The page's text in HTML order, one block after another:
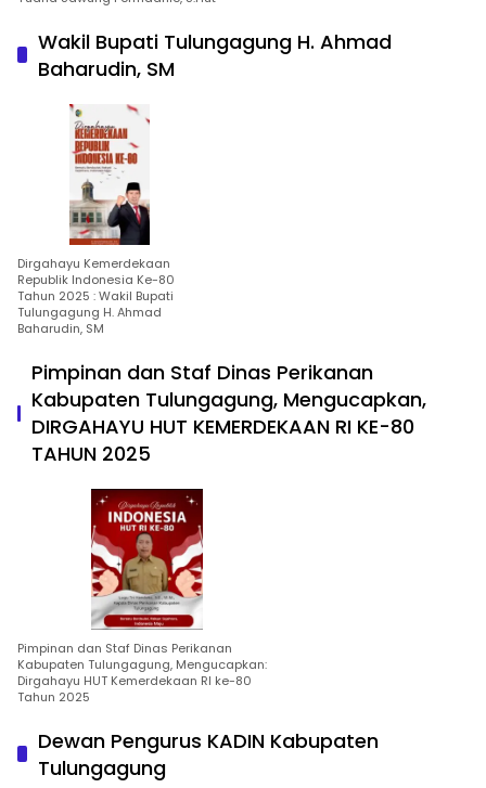
Wakil Bupati Tulungagung H. Ahmad
Baharudin, SM
Dirgahayu Kemerdekaan
Republik Indonesia Ke-80
Tahun 2025 : Wakil Bupati
Tulungagung H. Ahmad
Baharudin, SM
Pimpinan dan Staf Dinas Perikanan
Kabupaten Tulungagung, Mengucapkan,
DIRGAHAYU HUT KEMERDEKAAN RI KE-80
TAHUN 2025
Pimpinan dan Staf Dinas Perikanan
Kabupaten Tulungagung, Mengucapkan:
Dirgahayu HUT Kemerdekaan RI ke-80
Tahun 2025
Dewan Pengurus KADIN Kabupaten
Tulungagung